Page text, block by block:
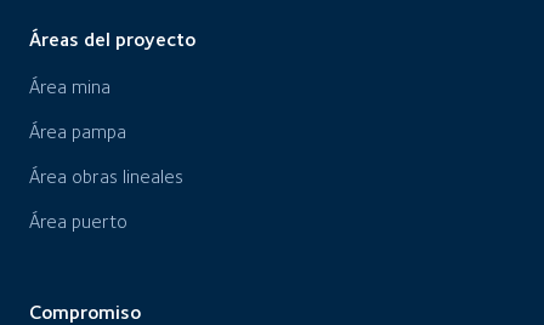
Áreas del proyecto
Área mina
Área pampa
Área obras lineales
Área puerto
Compromiso